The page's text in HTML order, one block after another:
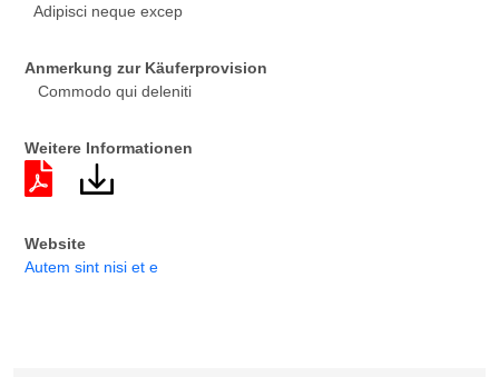
Adipisci neque excep
Anmerkung zur Käuferprovision
Commodo qui deleniti
Weitere Informationen
Website
Autem sint nisi et e